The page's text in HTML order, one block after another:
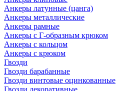
Анкеры латунные (цанга)
Анкеры металлические
Анкеры рамные
Анкеры с Г-образным крюком
Анкеры с кольцом
Анкеры с крюком
Гвозди
Гвозди барабанные
Гвозди винтовые оцинкованные
Гвозди декоративные